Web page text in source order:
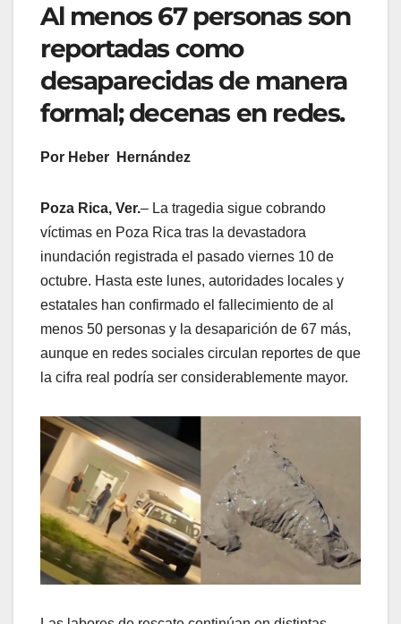
Al menos 67 personas son
reportadas como
desaparecidas de manera
formal; decenas en redes.
Por Heber Hernández
Poza Rica, Ver.– La tragedia sigue cobrando
víctimas en Poza Rica tras la devastadora
inundación registrada el pasado viernes 10 de
octubre. Hasta este lunes, autoridades locales y
estatales han confirmado el fallecimiento de al
menos 50 personas y la desaparición de 67 más,
aunque en redes sociales circulan reportes de que
la cifra real podría ser considerablemente mayor.